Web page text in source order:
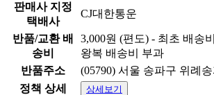
판매사 지정
택배사
CJ대한통운
반품/교환 배
송비
3,000원 (편도) - 최초 배송
왕복 배송비 부과
반품주소
(05790) 서울 송파구 위례
정책 상세
상세보기